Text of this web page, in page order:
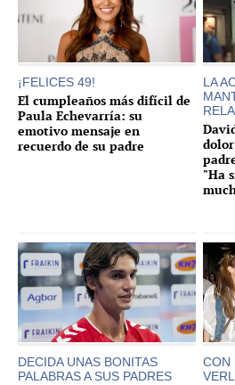
¡FELICES 49!
El cumpleaños más difícil de
Paula Echevarría: su
emotivo mensaje en
recuerdo de su padre
LA
"Ha
DECIDA UNAS BONITAS
PALABRAS A SUS PADRES
CON